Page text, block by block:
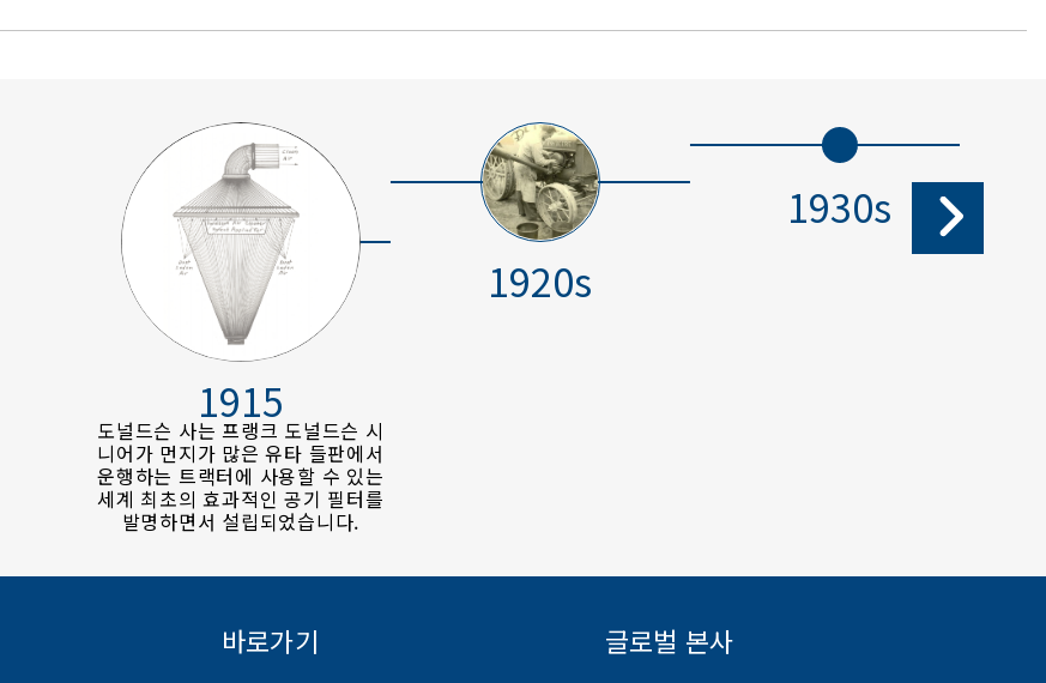
1915
도널드슨 사는 프랭크 도널드슨 시
니어가 먼지가 많은 유타 들판에서
운행하는 트랙터에 사용할 수 있는
세계 최초의 효과적인 공기 필터를
발명하면서 설립되었습니다.
1920s
1930s
바로가기 글로벌 본사